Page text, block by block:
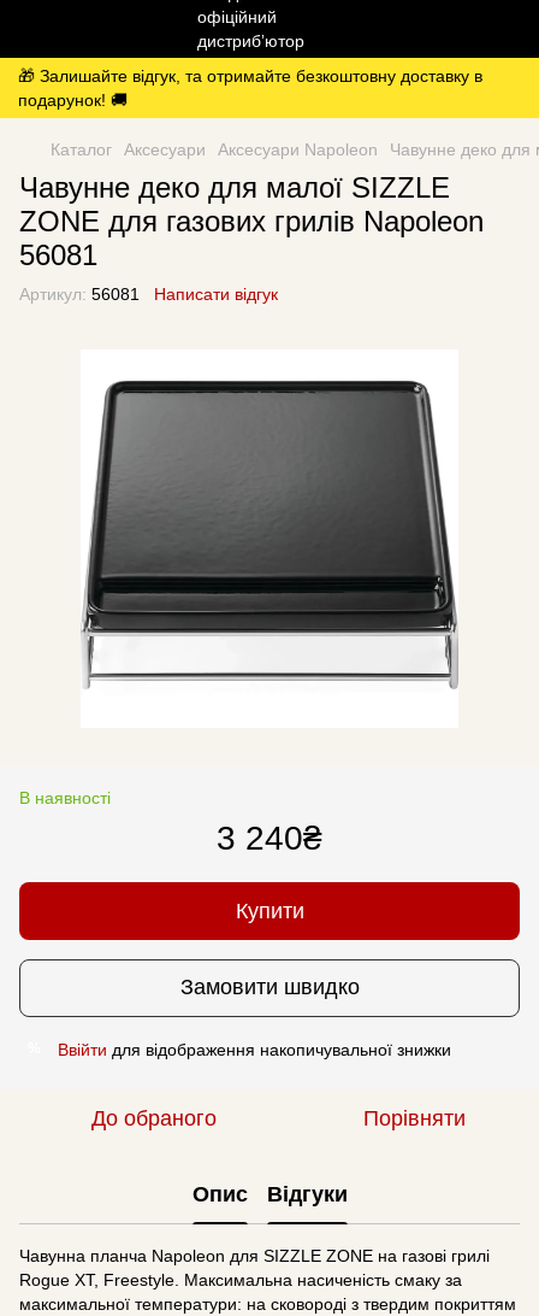
🎁 Залишайте відгук, та отримайте безкоштовну доставку в
подарунок! 🚚
Каталог Аксесуари Аксесуари Napoleon Чавунне деко для
Чавунне деко для малої SIZZLE
ZONE для газових грилів Napoleon
56081
Артикул: 56081 Написати відгук
В наявності
3 240₴
Купити
Замовити швидко
Ввійти для відображення накопичувальної знижки
До обраного Порівняти
Опис Відгуки
Чавунна планча Napoleon для SIZZLE ZONE на газові грилі
Rogue XT, Freestyle. Максимальна насиченість смаку за
максимальної температури: на сковороді з твердим покриттям